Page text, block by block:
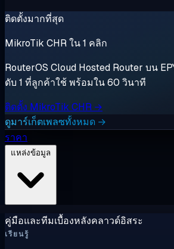
ติดตั้งมากที่สุด
MikroTik CHR ใน 1 คลิก
RouterOS Cloud Hosted Router บน
ดับ 1 ที่ลูกค้าใช้ พร้อมใน 60 วินาที
ติดตั้ง MikroTik CHR →
ดูมาร์เก็ตเพลซทั้งหมด →
ราคา
คู่มือและทีมเบื้องหลังคลาวด์อิสระ
เรียนรู้